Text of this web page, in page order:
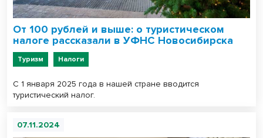
От 100 рублей и выше: о туристическом
налоге рассказали в УФНС Новосибирска
Туризм Налоги
С 1 января 2025 года в нашей стране вводится
туристический налог.
07.11.2024